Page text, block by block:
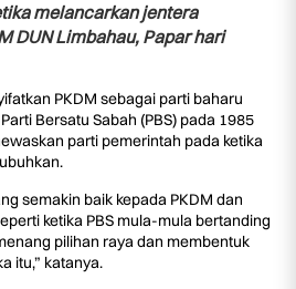
melancarkan jentera
DUN Limbahau, Papar hari
PKDM sebagai parti baharu
Bersatu Sabah (PBS) pada 1985
parti pemerintah pada ketika
semakin baik kepada PKDM dan
ketika PBS mula-mula bertanding
pilihan raya dan membentuk
itu,” katanya.